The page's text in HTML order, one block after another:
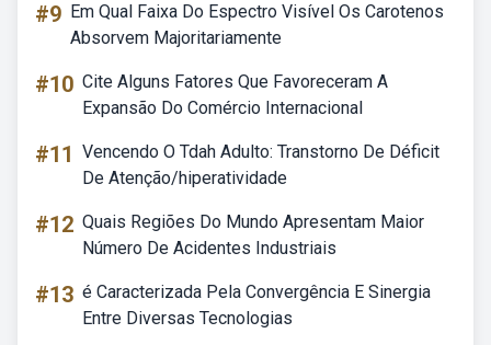
#9 Em Qual Faixa Do Espectro Visível Os Carotenos
Absorvem Majoritariamente
#10 Cite Alguns Fatores Que Favoreceram A
Expansão Do Comércio Internacional
#11 Vencendo O Tdah Adulto: Transtorno De Déficit
De Atenção/hiperatividade
#12 Quais Regiões Do Mundo Apresentam Maior
Número De Acidentes Industriais
#13 é Caracterizada Pela Convergência E Sinergia
Entre Diversas Tecnologias